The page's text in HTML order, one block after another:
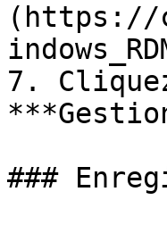
(https://
7.
###